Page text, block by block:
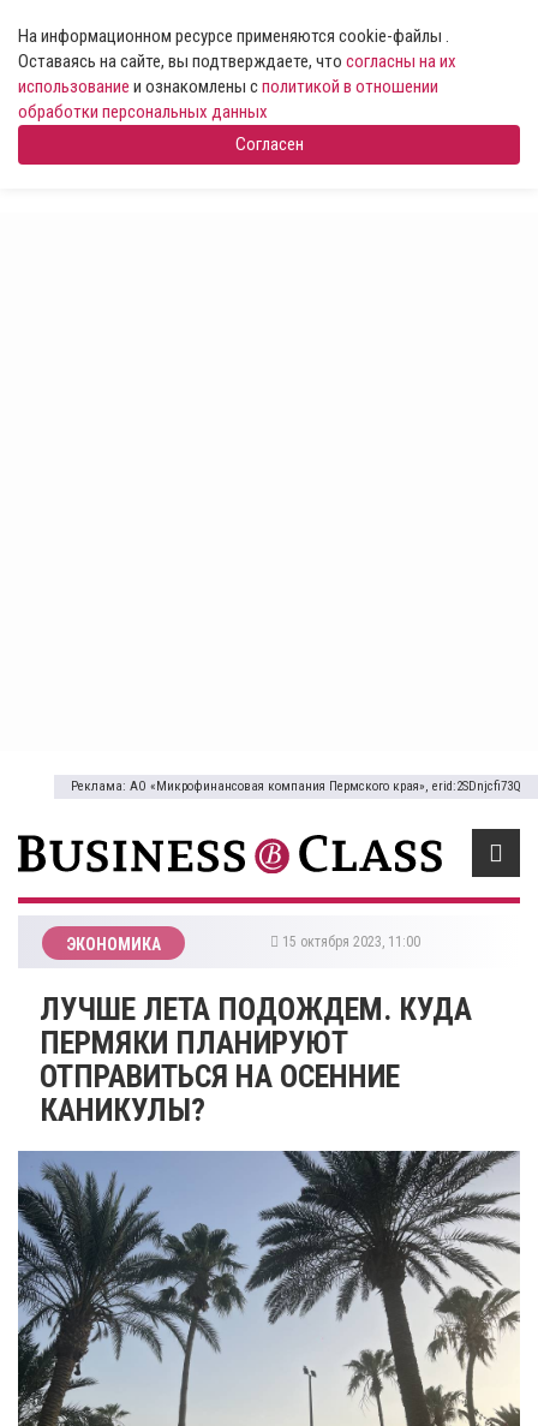
На информационном ресурсе применяются cookie-файлы .
Оставаясь на сайте, вы подтверждаете, что согласны на их
использование и ознакомлены сполитикой в отношении
обработки персональных данных
Согласен
Реклама: АО «Микрофинансовая компания Пермского края», erid:2SDnjcfi73Q
ЭКОНОМИКА 15 октября 2023, 11:00
ЛУЧШЕ ЛЕТА ПОДОЖДЕМ. КУДА
ПЕРМЯКИ ПЛАНИРУЮТ
ОТПРАВИТЬСЯ НА ОСЕННИЕ
КАНИКУЛЫ?